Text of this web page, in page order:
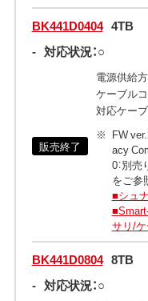
BK441D0404 4TB
- 対応状況：○
販売終了
電源供給
ケーブル
対応ケーブ
FW
acy
0：別
をご参
■シュ
サリ/
BK441D0804 8TB
- 対応状況：○